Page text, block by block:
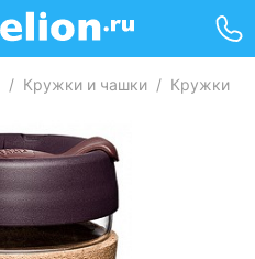
/ Кружки и чашки / Кружки